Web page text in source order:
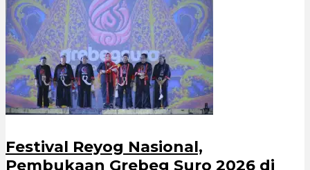
Festival Reyog Nasional,
Pembukaan Grebeg Suro 2026 di